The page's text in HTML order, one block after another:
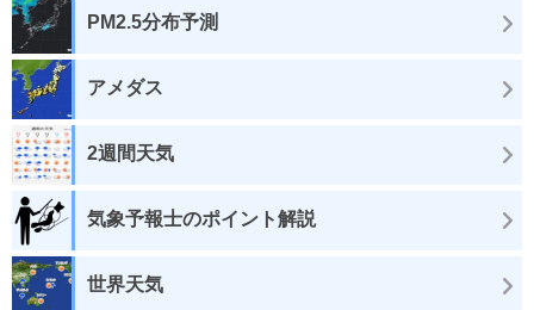
PM2.5分布予測
アメダス
2週間天気
気象予報士のポイント解説
世界天気